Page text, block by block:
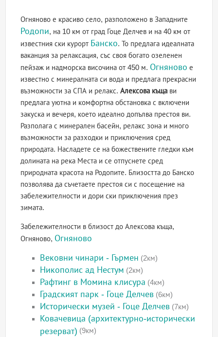
Огняново е красиво село, разположено в Западните
Родопи, на 10 км от град Гоце Делчев и на 40 км от
известния ски курорт Банско. То предлага идеалната
ваканция за релаксация, със своя богато озеленен
пейзаж и надморска височина от 450 м. Огняново е
известно с минералната си вода и предлага прекрасни
възможности за СПА и релакс.Алексова къща ви
предлага уютна и комфортна обстановка с включени
закуска и вечеря, което идеално допълва престоя ви.
Разполага с минерален басейн, релакс зона и много
възможности за разходки и приключения сред
природата. Насладете се на божествените гледки към
долината на река Места и се отпуснете сред
природната красота на Родопите. Близостта до Банско
позволява да съчетаете престоя си с посещение на
забележителности и дори ски приключения през
зимата.
Забележителности в близост до Алексова къща,
Огняново, Огняново
Вековни чинари - Гърмен (2км)
Никополис ад Нестум (2км)
Рафтинг в Момина клисура (4км)
Градският парк - Гоце Делчев (6км)
Исторически музей - Гоце Делчев (7км)
Ковачевица (архитектурно-исторически
резерват) (9км)